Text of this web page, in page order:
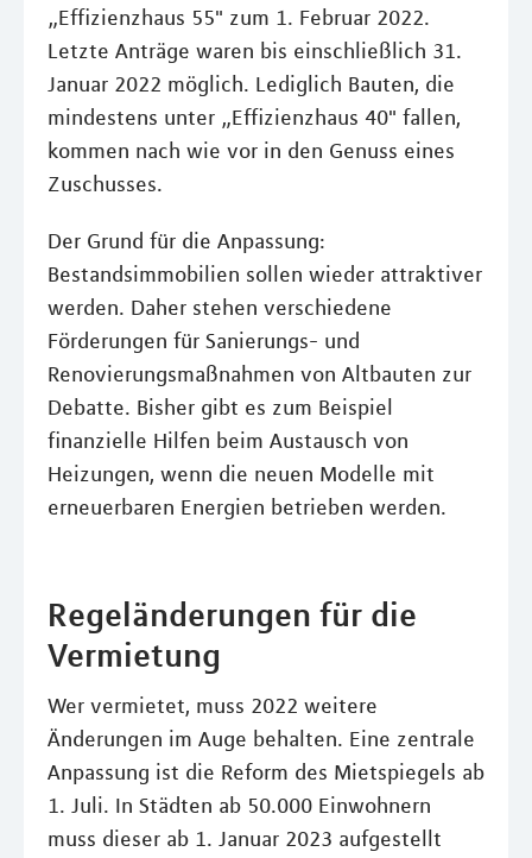
„Effizienzhaus 55" zum 1. Februar 2022.
Letzte Anträge waren bis einschließlich 31.
Januar 2022 möglich. Lediglich Bauten, die
mindestens unter „Effizienzhaus 40" fallen,
kommen nach wie vor in den Genuss eines
Zuschusses.
Der Grund für die Anpassung:
Bestandsimmobilien sollen wieder attraktiver
werden. Daher stehen verschiedene
Förderungen für Sanierungs- und
Renovierungsmaßnahmen von Altbauten zur
Debatte. Bisher gibt es zum Beispiel
finanzielle Hilfen beim Austausch von
Heizungen, wenn die neuen Modelle mit
erneuerbaren Energien betrieben werden.
Regeländerungen für die
Vermietung
Wer vermietet, muss 2022 weitere
Änderungen im Auge behalten. Eine zentrale
Anpassung ist die Reform des Mietspiegels ab
1. Juli. In Städten ab 50.000 Einwohnern
muss dieser ab 1. Januar 2023 aufgestellt